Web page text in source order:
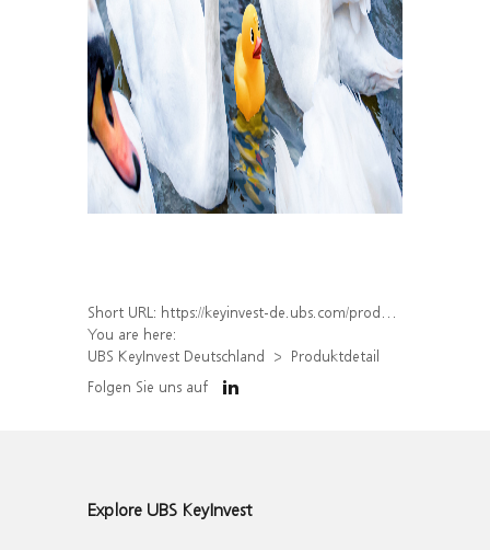
Short URL: https://keyinvest-de.ubs.com/produkt/detail/index/isin/DE000WA7N670
You are here:
UBS KeyInvest Deutschland
Produktdetail
Folgen Sie uns auf
Explore UBS KeyInvest